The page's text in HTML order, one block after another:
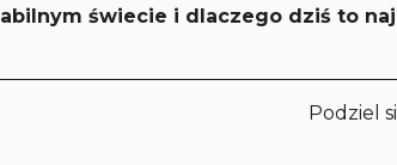
świecie i dlaczego dziś to
Podziel